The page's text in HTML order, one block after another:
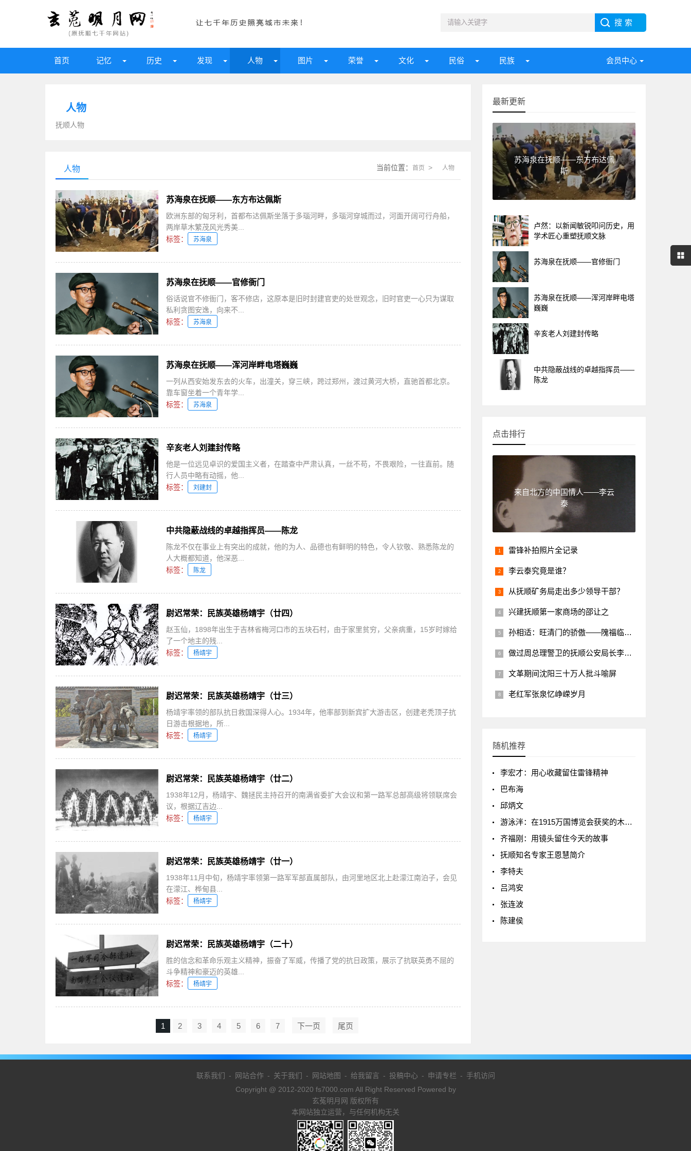
首页 记忆 历史 发现 人物 图片 荣誉 文化 民俗 民族 会员中心
人物
抚顺人物
当前位置： 首页 > 人物
人物
苏海泉在抚顺——东方布达佩斯
欧洲东部的匈牙利，首都布达佩斯坐落于多瑙河畔，多瑙河穿城而过，河面开阔可行舟船，
两岸草木繁茂风光秀美...
标签：
苏海泉
苏海泉在抚顺——官修衙门
俗话说官不修衙门，客不修店，这原本是旧时封建官吏的处世观念，旧时官吏一心只为谋取
私利贪图安逸，向来不...
标签：
苏海泉
苏海泉在抚顺——浑河岸畔电塔巍巍
一列从西安始发东去的火车，出潼关，穿三峡，跨过郑州，渡过黄河大桥，直驰首都北京。
靠车窗坐着一个青年学...
标签：
苏海泉
辛亥老人刘建封传略
他是一位远见卓识的爱国主义者，在踏查中严肃认真，一丝不苟，不畏艰险，一往直前。随
行人员中略有动摇，他...
标签：
刘建封
中共隐蔽战线的卓越指挥员——陈龙
陈龙不仅在事业上有突出的成就，他的为人、品德也有鲜明的特色，令人钦敬、熟悉陈龙的
人大概都知道，他深恶...
标签：
陈龙
尉迟常荣：民族英雄杨靖宇（廿四）
赵玉仙，1898年出生于吉林省梅河口市的五块石村，由于家里贫穷，父亲病重，15岁时嫁给
了一个地主的残...
标签：
杨靖宇
尉迟常荣：民族英雄杨靖宇（廿三）
杨靖宇率领的部队抗日救国深得人心。1934年，他率部到新宾扩大游击区，创建老秃顶子抗
日游击根据地，所...
标签：
杨靖宇
尉迟常荣：民族英雄杨靖宇（廿二）
1938年12月，杨靖宇、魏拯民主持召开的南满省委扩大会议和第一路军总部高级将领联席会
议，根据辽吉边...
标签：
杨靖宇
尉迟常荣：民族英雄杨靖宇（廿一）
1938年11月中旬，杨靖宇率领第一路军军部直属部队，由河里地区北上赴濛江南泊子，会见
在濛江、桦甸县...
标签：
杨靖宇
尉迟常荣：民族英雄杨靖宇（二十）
胜的信念和革命乐观主义精神，振奋了军威，传播了党的抗日政策，展示了抗联英勇不屈的
斗争精神和豪迈的英雄...
标签：
杨靖宇
1 2 3 4 5 6 7 下一页 尾页
最新更新
苏海泉在抚顺——东方布达佩
斯
卢然：以新闻敏锐叩问历史，用
学术匠心重塑抚顺文脉
苏海泉在抚顺——官修衙门
苏海泉在抚顺——浑河岸畔电塔
巍巍
辛亥老人刘建封传略
中共隐蔽战线的卓越指挥员——
陈龙
点击排行
来自北方的中国情人——李云
泰
雷锋补拍照片全记录
李云泰究竟是谁？
从抚顺矿务局走出多少领导干部？
兴建抚顺第一家商场的邵让之
孙相适：旺清门的骄傲——隗福临将军
做过周总理警卫的抚顺公安局长李福坤
文革期间沈阳三十万人批斗喻屏
老红军张泉忆峥嵘岁月
随机推荐
李宏才：用心收藏留住雷锋精神
巴布海
邱炳文
游泳泮：在1915万国博览会获奖的木雕大师
齐福刚：用镜头留住今天的故事
抚顺知名专家王恩慧简介
李特夫
吕鸿安
张连波
陈建侯
联系我们 - 网站合作- 关于我们 - 网站地图 - 给我留言 - 投稿中心- 申请专栏 - 手机访问
Copyright @ 2012-2020 fs7000.com All Right Reserved Powered by
玄菟明月网 版权所有
本网站独立运营，与任何机构无关